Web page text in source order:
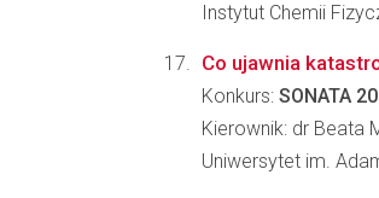
Instytut Chemii
Co ujawnia
Konkurs: SONATA 20
Kierownik: dr Beata
Uniwersytet im.